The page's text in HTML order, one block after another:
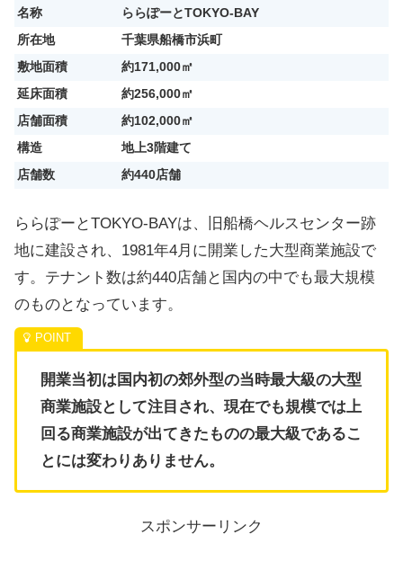
名称
ららぽーとTOKYO-BAY
所在地
千葉県船橋市浜町
敷地面積
約171,000㎡
延床面積
約256,000㎡
店舗面積
約102,000㎡
構造
地上3階建て
店舗数
約440店舗
ららぽーとTOKYO-BAYは、旧船橋ヘルスセンター跡
地に建設され、1981年4月に開業した大型商業施設で
す。テナント数は約440店舗と国内の中でも最大規模
のものとなっています。
開業当初は国内初の郊外型の当時最大級の大型
商業施設として注目され、現在でも規模では上
回る商業施設が出てきたものの最大級であるこ
とには変わりありません。
スポンサーリンク